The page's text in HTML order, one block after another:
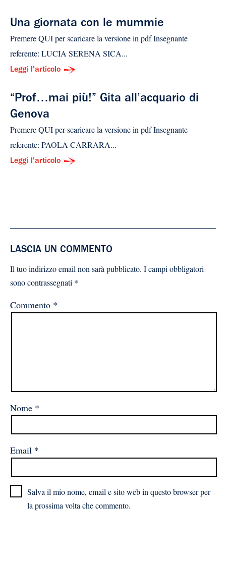
Una giornata con le mummie
Premere QUI per scaricare la versione in pdf Insegnante
referente: LUCIA SERENA SICA...
Leggi l'articolo
“Prof…mai più!” Gita all’acquario di
Genova
Premere QUI per scaricare la versione in pdf Insegnante
referente: PAOLA CARRARA...
Leggi l'articolo
LASCIA UN COMMENTO
Il tuo indirizzo email non sarà pubblicato. I campi obbligatori
sono contrassegnati *
Commento *
Nome *
Email *
Salva il mio nome, email e sito web in questo browser per
la prossima volta che commento.